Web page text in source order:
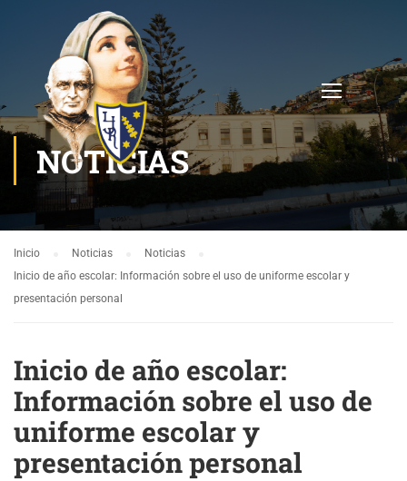
NOTICIAS
Inicio Noticias
Noticias
Inicio de año escolar: Información sobre el uso de uniforme escolar y
presentación personal
Inicio de año escolar:
Información sobre el uso de
uniforme escolar y
presentación personal